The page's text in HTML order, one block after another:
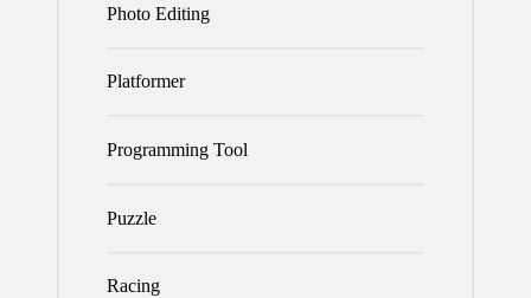
Photo Editing
Platformer
Programming Tool
Puzzle
Racing